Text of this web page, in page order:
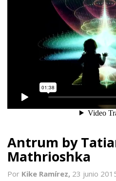
Antrum by
Mathrioshka
Por Kike Ramírez, 23 junio